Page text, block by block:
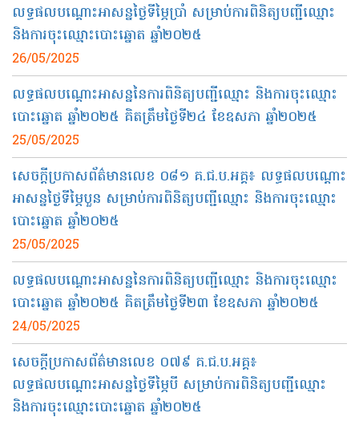
លទ្ធផលបណ្តោះអាសន្នថ្ងៃទីម្ភៃប្រាំ​ សម្រាប់ការពិនិត្យបញ្ជីឈ្មោះ
និងការចុះឈ្មោះបោះឆ្នោត ឆ្នាំ២០២៥
26/05/2025
លទ្ធផលបណ្ដោះអាសន្ននៃការពិនិត្យបញ្ជីឈ្មោះ និងការចុះឈ្មោះ
បោះឆ្នោត ឆ្នាំ២០២៥ គិតត្រឹមថ្ងៃទី២៤ ខែឧសភា ឆ្នាំ២០២៥
25/05/2025
សេចក្តីប្រកាសព័ត៌មានលេខ​ ០៨១​ គ.ជ.ប.អគ្គ៖ លទ្ធផលបណ្តោះ
អាសន្នថ្ងៃទីម្ភៃបួន​ សម្រាប់ការពិនិត្យបញ្ជីឈ្មោះ និងការចុះឈ្មោះ
បោះឆ្នោត ឆ្នាំ២០២៥
25/05/2025
លទ្ធផលបណ្ដោះអាសន្ននៃការពិនិត្យបញ្ជីឈ្មោះ និងការចុះឈ្មោះ
បោះឆ្នោត ឆ្នាំ២០២៥ គិតត្រឹមថ្ងៃទី២៣ ខែឧសភា ឆ្នាំ២០២៥
24/05/2025
សេចក្តីប្រកាសព័ត៌មានលេខ ០៧៩ គ.ជ.ប.អគ្គ៖
លទ្ធផលបណ្តោះអាសន្នថ្ងៃទីម្ភៃបី សម្រាប់ការពិនិត្យបញ្ជីឈ្មោះ
និងការចុះឈ្មោះបោះឆ្នោត ឆ្នាំ២០២៥